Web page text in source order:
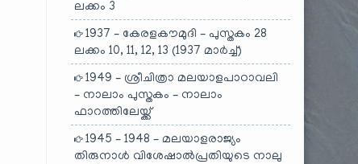
ലക്കം 3
1937 – കേരളകൗമുദി – പുസ്തകം 28
ലക്കം 10, 11, 12, 13 (1937 മാർച്ച്)
1949 – ശ്രീചിത്രാ മലയാളപാഠാവലി
– നാലാം പുസ്തകം – നാലാം
ഫാറത്തിലേയ്ക്ക്
1945 – 1948 – മലയാളരാജ്യം
തിരുനാൾ വിശേഷാൽപ്രതിയുടെ നാലു